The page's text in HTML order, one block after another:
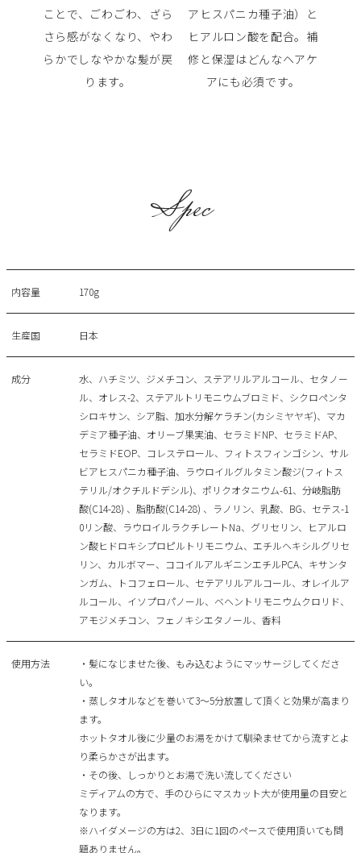
ことで、ごわごわ、ざら
さら感がなくなり、やわ
らかでしなやかな髪が戻
ります。
アヒスパニカ種子油）と
ヒアルロン酸を配合。補
修と保湿はどんなヘアケ
アにも必須です。
Spec
内容量 170g
生産国 日本
成分
水、ハチミツ、ジメチコン、ステアリルアルコール、セタノー
ル、オレス-2、ステアルトリモニウムブロミド、シクロペンタ
シロキサン、シア脂、加水分解ケラチン(カシミヤヤギ)、マカ
デミア種子油、オリーブ果実油、セラミドNP、セラミドAP、
セラミドEOP、コレステロール、フィトスフィンゴシン、サル
ビアヒスパニカ種子油、ラウロイルグルタミン酸ジ(フィトス
テリル/オクチルドデシル)、ポリクオタニウム-61、分岐脂肪
酸(C14-28) 、脂肪酸(C14-28) 、ラノリン、乳酸、BG、セテス-1
0リン酸、ラウロイルラクチレートNa、グリセリン、ヒアルロ
ン酸ヒドロキシプロピルトリモニウム、エチルヘキシルグリセ
リン、カルボマー、ココイルアルギニンエチルPCA、キサンタ
ンガム、トコフェロール、セテアリルアルコール、オレイルア
ルコール、イソプロパノール、ベヘントリモニウムクロリド、
アモジメチコン、フェノキシエタノール、香料
使用方法
・髪になじませた後、もみ込むようにマッサージしてくださ
い。
・蒸しタオルなどを巻いて3～5分放置して頂くと効果が高まり
ます。
ホットタオル後に少量のお湯をかけて馴染ませてから流すとよ
り柔らかさが出ます。
・その後、しっかりとお湯で洗い流してください
ミディアムの方で、手のひらにマスカット大が使用量の目安と
なります。
※ハイダメージの方は2、3日に1回のペースで使用頂いても問
題ありません。